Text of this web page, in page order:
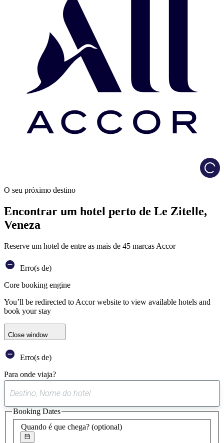
O seu próximo destino
Encontrar um hotel perto de Le Zitelle,
Veneza
Reserve um hotel de entre as mais de 45 marcas Accor
Erro(s de)
Core booking engine
You’ll be redirected to Accor website to view available hotels and
book your stay
Close window
Erro(s de)
Para onde viaja?
sugestão
encontrada
Quando é que chega? (optional)
Booking Dates